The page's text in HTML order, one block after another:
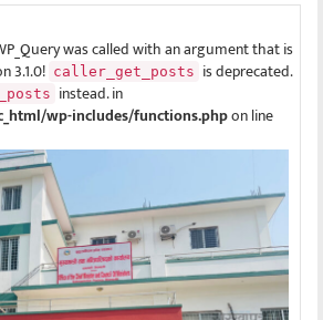
was called with an argument that is
3.1.0! caller_get_posts is deprecated.
instead. in
wp-includes/functions.phpon line